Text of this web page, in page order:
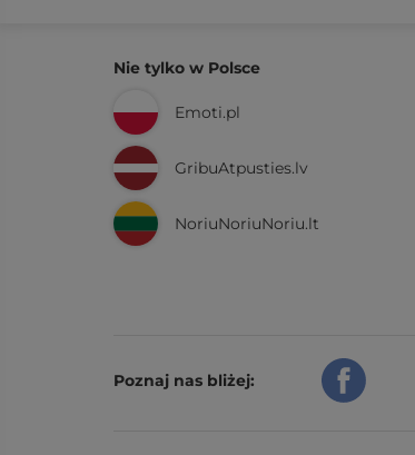
Nie tylko w Polsce
Emoti.pl
GribuAtpusties.lv
NoriuNoriuNoriu.lt
Poznaj nas bliżej: